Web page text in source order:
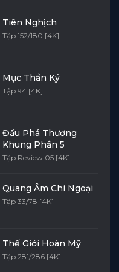
Tiên Nghịch
Tập 152/180 [4K]
Mục Thần Ký
Tập 94 [4K]
Đấu Phá Thương
Khung Phần 5
Tập Review 05 [4K]
Quang Âm Chi Ngoại
Tập 33/78 [4K]
Thế Giới Hoàn Mỹ
Tập 281/286 [4K]